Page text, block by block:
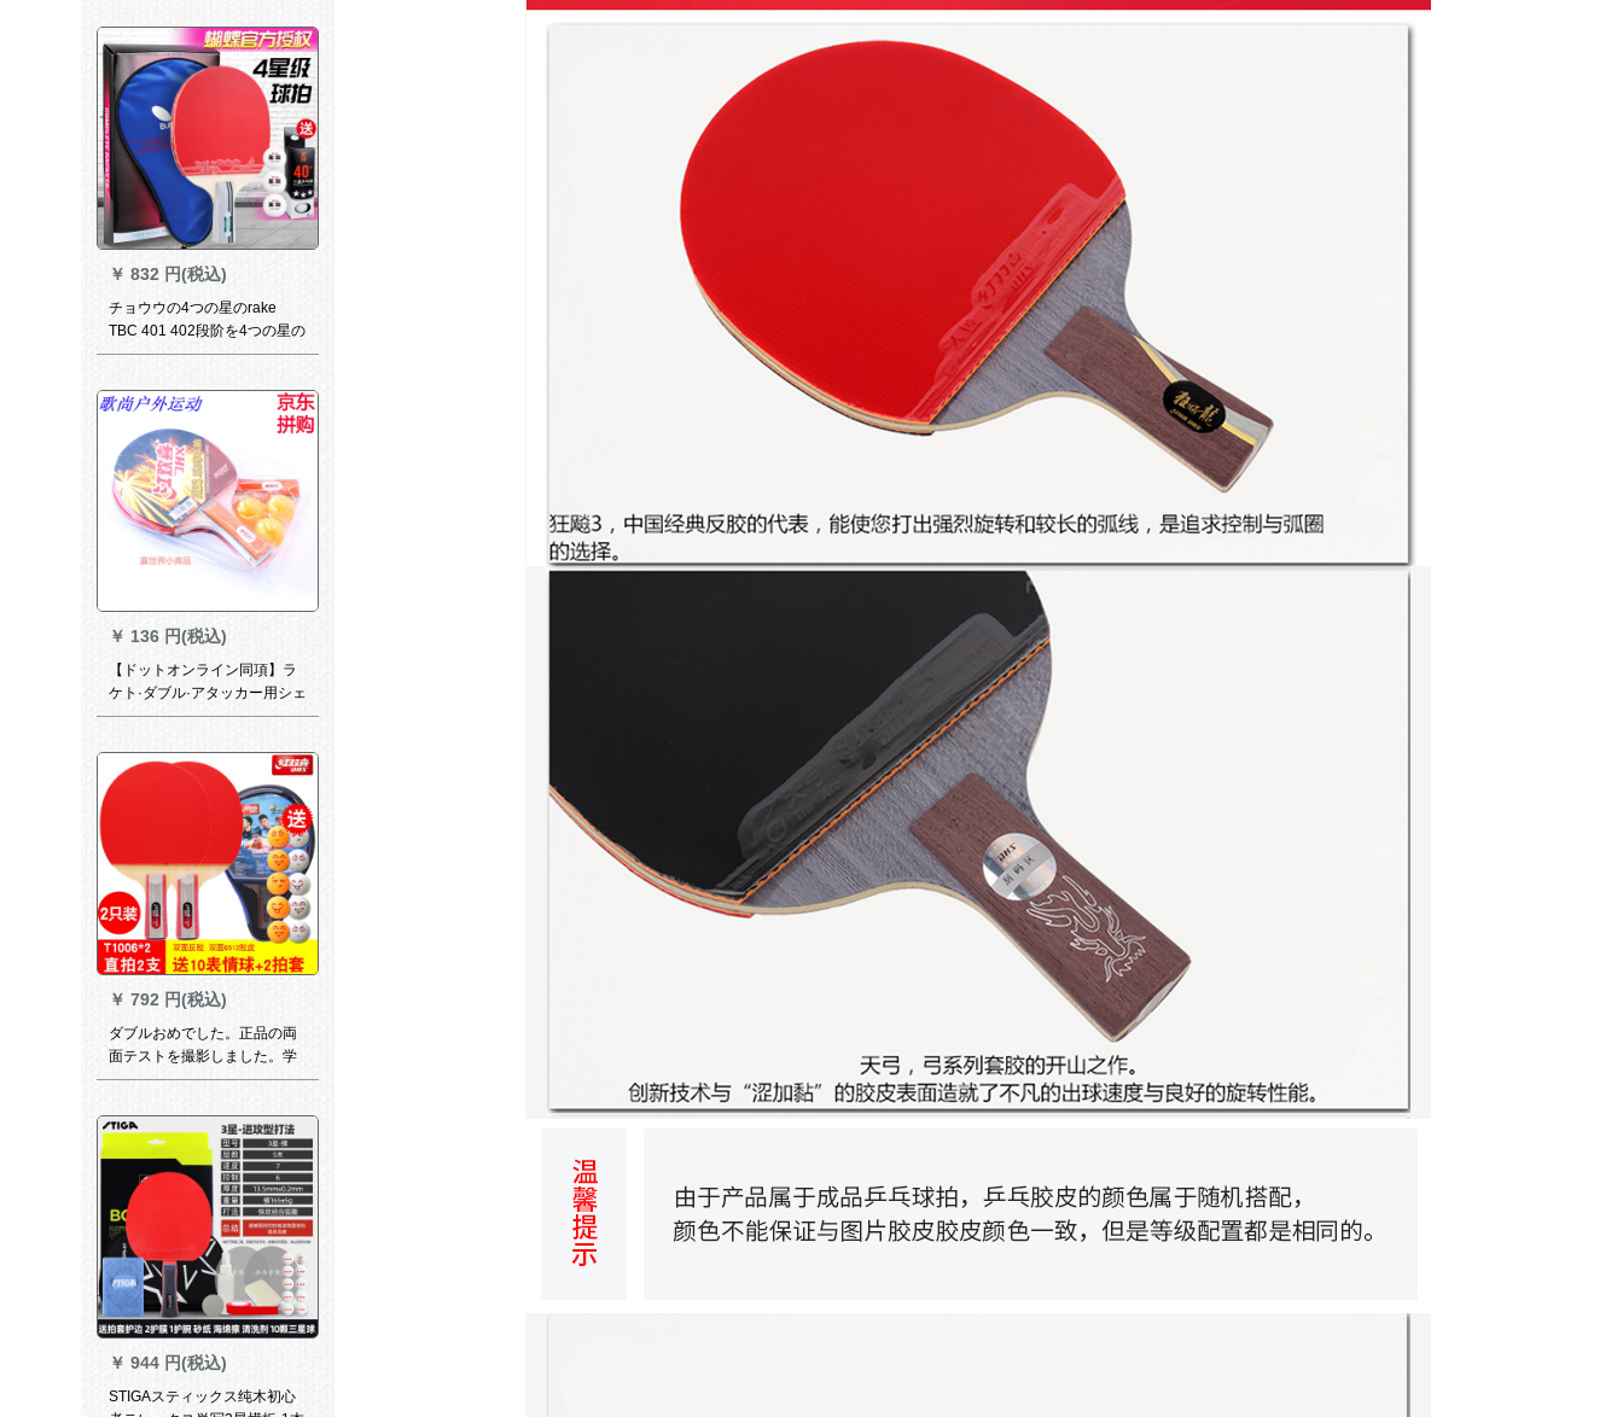
￥ 832 円(税込)
チョウウの4つの星のrake
TBC 401 402段阶を4つの星の
卓球の完成品の双反ゴムのラ
TBC 403-（直撃）の短い柄を
￥ 136 円(税込)
【ドットオンライン同項】ラ
ケト·ダブル·アタッカー用シェ
型初心者学生用娯楽兵卓球ラ
ラットを入れます。
￥ 792 円(税込)
ダブルおめでした。正品の両
面テストを撮影しました。学
生は试合で専门星をトレニン
を作ります。T 1006*2は10ボ
ボールをプロにします。
￥ 944 円(税込)
STIGAスティックス纯木初心